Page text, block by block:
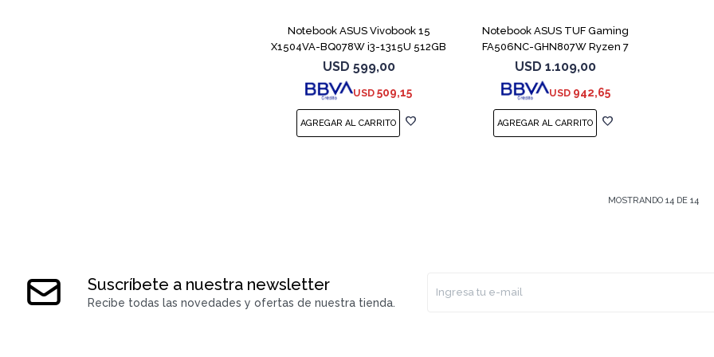
Notebook ASUS Vivobook 15
X1504VA-BQ078W i3-1315U 512GB
8GB
USD 599,00
USD 509,15
Notebook ASUS TUF Gaming
FA506NC-GHN807W Ryzen 7
7445HS 3050
USD 1.109,00
USD 942,65
MOSTRANDO14 DE14
Suscríbete a nuestra newsletter
Recibe todas las novedades y ofertas de nuestra tienda.